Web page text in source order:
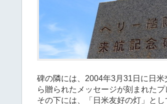
碑の隣には、2004年3月31日に日
ら贈られたメッセージが刻まれたプ
その下には、「日米友好の灯」と